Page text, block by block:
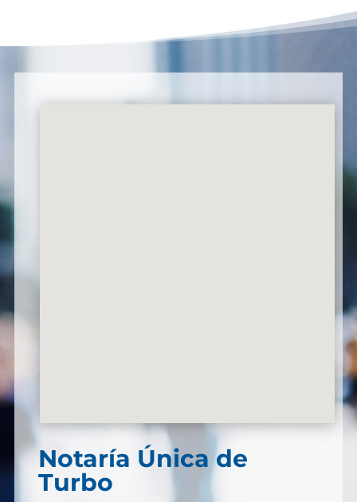
Notaría Única de
Turbo